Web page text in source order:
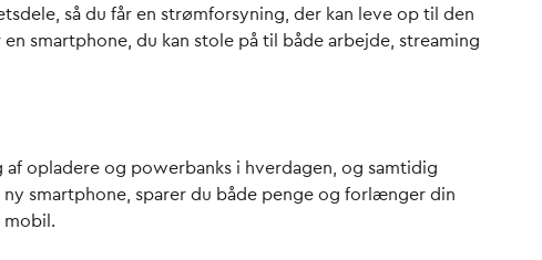
så du får en strømforsyning, der kan leve op til den
smartphone, du kan stole på til både arbejde, streaming
opladere og powerbanks i hverdagen, og samtidig
smartphone, sparer du både penge og forlænger din
mobil.